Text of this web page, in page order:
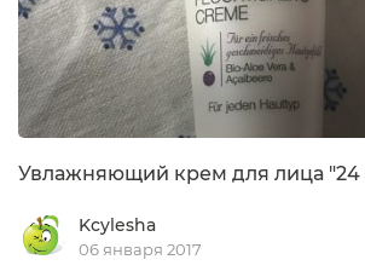
Увлажняющий крем для лица "24
Kcylesha
06 января 2017